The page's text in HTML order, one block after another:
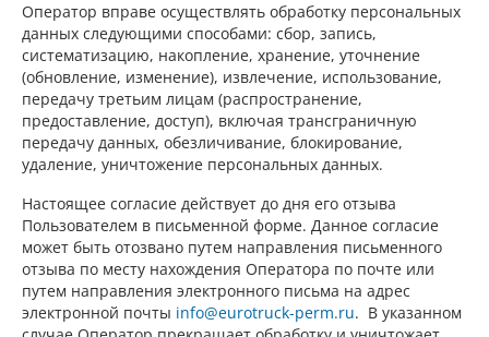
Оператор вправе осуществлять обработку персональных
данных следующими способами: сбор, запись,
систематизацию, накопление, хранение, уточнение
(обновление, изменение), извлечение, использование,
передачу третьим лицам (распространение,
предоставление, доступ), включая трансграничную
передачу данных, обезличивание, блокирование,
удаление, уничтожение персональных данных.
Настоящее согласие действует до дня его отзыва
Пользователем в письменной форме. Данное согласие
может быть отозвано путем направления письменного
отзыва по месту нахождения Оператора по почте или
путем направления электронного письма на адрес
электронной почты info@eurotruck-perm.ru. В указанном